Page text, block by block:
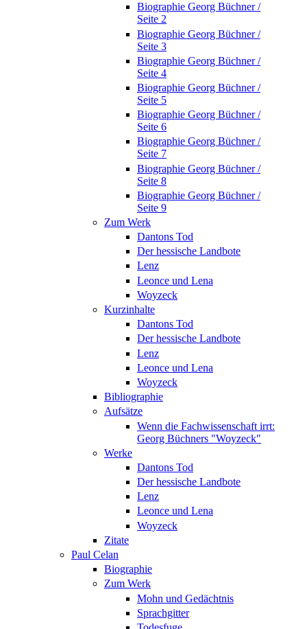
Biographie Georg Büchner /
Seite 2
Biographie Georg Büchner /
Seite 3
Biographie Georg Büchner /
Seite 4
Biographie Georg Büchner /
Seite 5
Biographie Georg Büchner /
Seite 6
Biographie Georg Büchner /
Seite 7
Biographie Georg Büchner /
Seite 8
Biographie Georg Büchner /
Seite 9
Zum Werk
Dantons Tod
Der hessische Landbote
Lenz
Leonce und Lena
Woyzeck
Kurzinhalte
Dantons Tod
Der hessische Landbote
Lenz
Leonce und Lena
Woyzeck
Bibliographie
Aufsätze
Wenn die Fachwissenschaft irrt:
Georg Büchners "Woyzeck"
Werke
Dantons Tod
Der hessische Landbote
Lenz
Leonce und Lena
Woyzeck
Zitate
Paul Celan
Biographie
Zum Werk
Mohn und Gedächtnis
Sprachgitter